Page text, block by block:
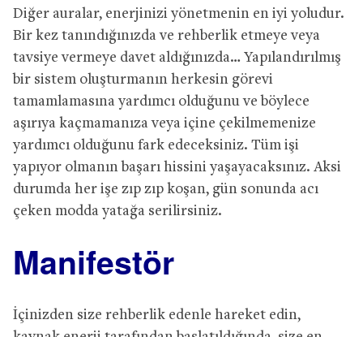
Diğer auralar, enerjinizi yönetmenin en iyi yoludur.
Bir kez tanındığınızda ve rehberlik etmeye veya
tavsiye vermeye davet aldığınızda… Yapılandırılmış
bir sistem oluşturmanın herkesin görevi
tamamlamasına yardımcı olduğunu ve böylece
aşırıya kaçmamanıza veya içine çekilmemenize
yardımcı olduğunu fark edeceksiniz. Tüm işi
yapıyor olmanın başarı hissini yaşayacaksınız. Aksi
durumda her işe zıp zıp koşan, gün sonunda acı
çeken modda yatağa serilirsiniz.
Manifestör
İçinizden size rehberlik edenle hareket edin,